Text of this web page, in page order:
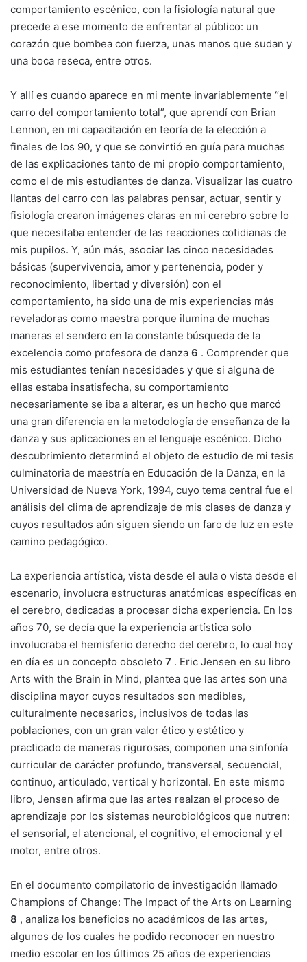
comportamiento escénico, con la fisiología natural que
precede a ese momento de enfrentar al público: un
corazón que bombea con fuerza, unas manos que sudan y
una boca reseca, entre otros.
Y allí es cuando aparece en mi mente invariablemente “el
carro del comportamiento total”, que aprendí con Brian
Lennon, en mi capacitación en teoría de la elección a
finales de los 90, y que se convirtió en guía para muchas
de las explicaciones tanto de mi propio comportamiento,
como el de mis estudiantes de danza. Visualizar las cuatro
llantas del carro con las palabras pensar, actuar, sentir y
fisiología crearon imágenes claras en mi cerebro sobre lo
que necesitaba entender de las reacciones cotidianas de
mis pupilos. Y, aún más, asociar las cinco necesidades
básicas (supervivencia, amor y pertenencia, poder y
reconocimiento, libertad y diversión) con el
comportamiento, ha sido una de mis experiencias más
reveladoras como maestra porque ilumina de muchas
maneras el sendero en la constante búsqueda de la
excelencia como profesora de danza 6 . Comprender que
mis estudiantes tenían necesidades y que si alguna de
ellas estaba insatisfecha, su comportamiento
necesariamente se iba a alterar, es un hecho que marcó
una gran diferencia en la metodología de enseñanza de la
danza y sus aplicaciones en el lenguaje escénico. Dicho
descubrimiento determinó el objeto de estudio de mi tesis
culminatoria de maestría en Educación de la Danza, en la
Universidad de Nueva York, 1994, cuyo tema central fue el
análisis del clima de aprendizaje de mis clases de danza y
cuyos resultados aún siguen siendo un faro de luz en este
camino pedagógico.
La experiencia artística, vista desde el aula o vista desde el
escenario, involucra estructuras anatómicas específicas en
el cerebro, dedicadas a procesar dicha experiencia. En los
años 70, se decía que la experiencia artística solo
involucraba el hemisferio derecho del cerebro, lo cual hoy
en día es un concepto obsoleto 7 . Eric Jensen en su libro
Arts with the Brain in Mind, plantea que las artes son una
disciplina mayor cuyos resultados son medibles,
culturalmente necesarios, inclusivos de todas las
poblaciones, con un gran valor ético y estético y
practicado de maneras rigurosas, componen una sinfonía
curricular de carácter profundo, transversal, secuencial,
continuo, articulado, vertical y horizontal. En este mismo
libro, Jensen afirma que las artes realzan el proceso de
aprendizaje por los sistemas neurobiológicos que nutren:
el sensorial, el atencional, el cognitivo, el emocional y el
motor, entre otros.
En el documento compilatorio de investigación llamado
Champions of Change: The Impact of the Arts on Learning
8 , analiza los beneficios no académicos de las artes,
algunos de los cuales he podido reconocer en nuestro
medio escolar en los últimos 25 años de experiencias